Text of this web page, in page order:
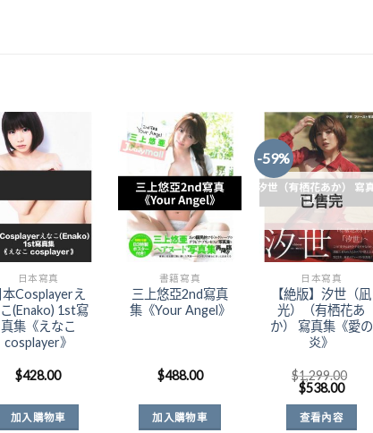
Wishlist
日本寫真
本Cosplayerえ
(Enako) 1st寫
真集《えなこ
cosplayer》
$428.00
加入購物車
Add to
Wishlist
書籍寫真
三上悠亞2nd寫真
集《Your Angel》
$488.00
加入購物車
-59%
Add to
Wishlist
已售完
日本寫真
【絶版】汐世（凪
光）（有栖花あ
か） 寫真集《愛の
炎》
$1,299.00
原
始
價
格：
$538.00目
格：
查看內容